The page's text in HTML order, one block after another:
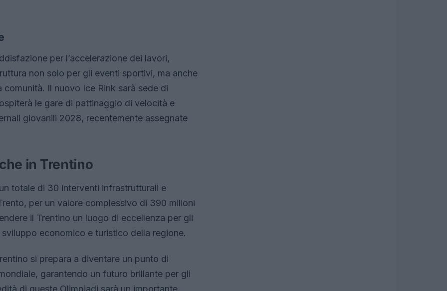
per l’accelerazione dei lavori,
non solo per gli eventi sportivi, ma anche
Il nuovo Ice Rink sarà sede di
le gare di pattinaggio di velocità e
giovanili 2028, recentemente assegnate
in Trentino
totale di 30 interventi infrastrutturali e
per un valore complessivo di 390 milioni
il Trentino un luogo di eccellenza per gli
economico e turistico della regione.
si prepara a diventare un punto di
garantendo un futuro brillante per gli